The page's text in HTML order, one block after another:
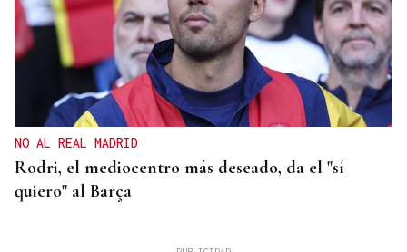
NO AL REAL MADRID
Rodri, el mediocentro más deseado, da el "sí
quiero" al Barça